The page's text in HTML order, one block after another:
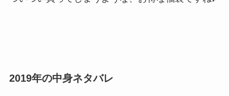
2019年の中身ネタバレ